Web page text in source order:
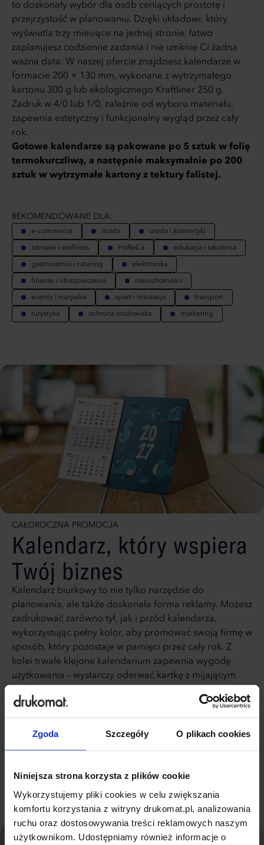
Zgoda Szczegóły O plikach cookies
Niniejsza strona korzysta z plików cookie
Wykorzystujemy pliki cookies w celu zwiększania
komfortu korzystania z witryny drukomat.pl, analizowania
ruchu oraz dostosowywania treści reklamowych naszym
użytkownikom. Udostępniamy również informacje o
to doskonały wybór dla osób ceniących prostotę i
przejrzystość w planowaniu. Dzięki układowi, który
wyświetla trzy miesiące na jednej stronie, łatwo
zaplanujesz codzienne zadania i nie umknie Ci żadna
ważna data. W naszej ofercie znajdziesz kalendarze w
formacie 200 × 130 mm, wykonane z wytrzymałego
kartonu 300 g lub ekologicznego Kraftliner 250 g.
Zadruk w 4/0 lub 1/0, zależnie od wyboru materiału,
zapewnia estetyczny i funkcjonalny wygląd przez cały
rok.
Gotowe kalendarze są pakowane po 5 sztuk w folię
termokurczliwą, a następnie maksymalnie po 200
sztuk w wytrzymałe kartony z tektury falistej.
REKOMENDOWANE DLA:
e-commerce moda uroda i kosmetyki
zdrowie i wellness HoReCa edukacja i szkolenia
gastronomia i catering elektronika
finanse i ubezpieczenia nieruchomości
eventy i rozrywka sport i rekreacja transport
turystyka ochrona środowiska marketing
CAŁOROCZNA PROMOCJA
Kalendarz, który wspiera
Twój biznes
Kalendarz biurkowy to nie tylko narzędzie do
planowania, ale także doskonała forma reklamy. Możesz
zadrukować zarówno tył, jak i przód kalendarza,
wykorzystując pełny kolor, aby promować swoją firmę w
sposób, który pozostaje w pamięci przez cały rok. Z
kolei trwałe klejone kalendarium zapewnia wygodę
użytkowania – wystarczy oderwać kartkę z mijającym
nadchodzące tygodnie. Zainwestowanie w taki
kalendarz to inwestycja w bardziej efektywne
zarządzanie czasem, co pomoże w lepszej organizacji